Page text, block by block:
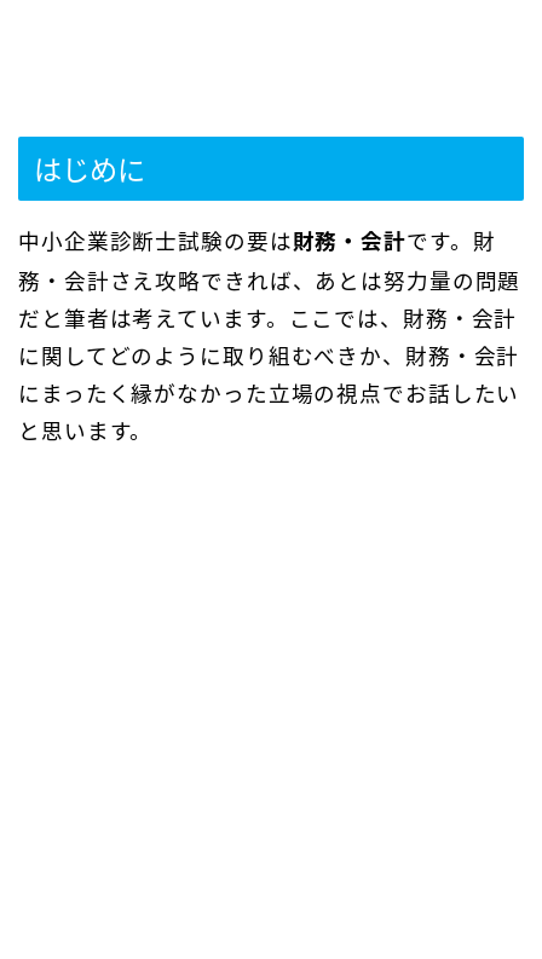
はじめに
中小企業診断士試験の要は財務・会計です。財
務・会計さえ攻略できれば、あとは努力量の問題
だと筆者は考えています。ここでは、財務・会計
に関してどのように取り組むべきか、財務・会計
にまったく縁がなかった立場の視点でお話したい
と思います。